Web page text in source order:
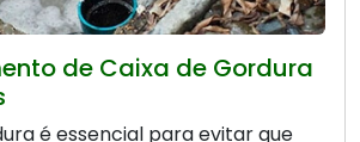
de Caixa de Gordura
é essencial para evitar que